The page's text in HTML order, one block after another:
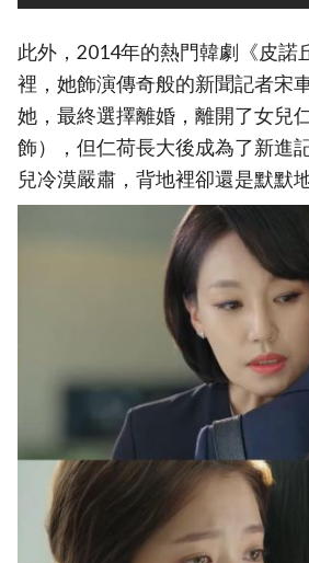
此外，2014年的熱門韓劇《皮諾
裡，她飾演傳奇般的新聞記者宋
她，最終選擇離婚，離開了女兒
飾），但仁荷長大後成為了新進
兒冷漠嚴肅，背地裡卻還是默默